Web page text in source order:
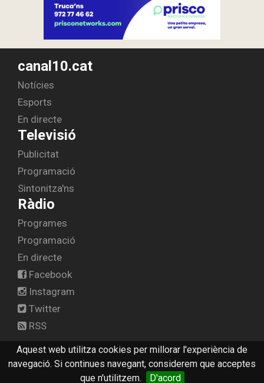
Aquest web utilitza cookies per millorar l'experiència de
navegació. Si continues navegant, considerem que acceptes
que n'utilitzem.
D'acord
canal10.cat
Notícies
Esports
En directe
Televisió
Publicitat
Programació
Sintonitza'ns
Ràdio
Programes
Programació
En directe
Facebook
Instagram
Twitter
RSS
© 2026 canal10.cat - Avís legal -Contactar